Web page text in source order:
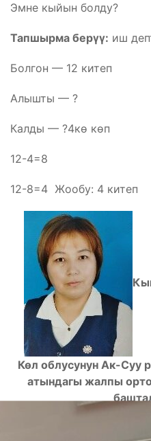
Эмне кыйын болду?
Тапшырма берүү: иш
Болгон — 12 китеп
Алышты — ?
Калды — ?4кө көп
12-4=8
12-8=4 Жообу: 4 китеп
Көл облусунун Ак-Суу
атындагы жалпы